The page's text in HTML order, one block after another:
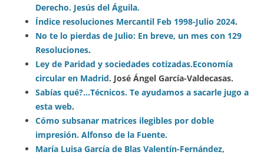
Derecho. Jesús del Águila.
Índice resoluciones Mercantil Feb 1998-Julio 2024.
No te lo pierdas de Julio: En breve, un mes con 129
Resoluciones.
Ley de Paridad y sociedades cotizadas.Economía
circular en Madrid. José Ángel García-Valdecasas.
Sabías qué?…Técnicos. Te ayudamos a sacarle jugo a
esta web.
Cómo subsanar matrices ilegibles por doble
impresión. Alfonso de la Fuente.
María Luisa García de Blas Valentín-Fernández,